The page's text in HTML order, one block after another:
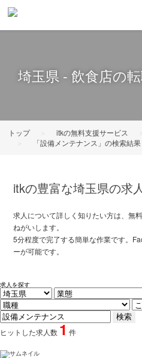
埼玉県 - 飲食店の
トップ itkの無料支援サービス
「設備メンテナンス」の検索結果
itkの豊富な埼玉県の求
求人について詳しく知りたい方は、無
ねがいします。
5分程度で完了する簡単な作業です。
ーが可能です。
求人を探す
ヒットした求人数1件